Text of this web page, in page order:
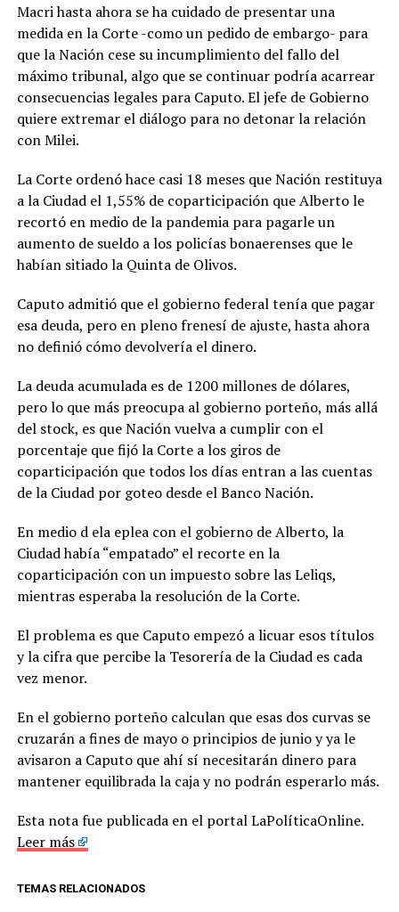
Macri hasta ahora se ha cuidado de presentar una
medida en la Corte -como un pedido de embargo- para
que la Nación cese su incumplimiento del fallo del
máximo tribunal, algo que se continuar podría acarrear
consecuencias legales para Caputo. El jefe de Gobierno
quiere extremar el diálogo para no detonar la relación
con Milei.
La Corte ordenó hace casi 18 meses que Nación restituya
a la Ciudad el 1,55% de coparticipación que Alberto le
recortó en medio de la pandemia para pagarle un
aumento de sueldo a los policías bonaerenses que le
habían sitiado la Quinta de Olivos.
Caputo admitió que el gobierno federal tenía que pagar
esa deuda, pero en pleno frenesí de ajuste, hasta ahora
no definió cómo devolvería el dinero.
La deuda acumulada es de 1200 millones de dólares,
pero lo que más preocupa al gobierno porteño, más allá
del stock, es que Nación vuelva a cumplir con el
porcentaje que fijó la Corte a los giros de
coparticipación que todos los días entran a las cuentas
de la Ciudad por goteo desde el Banco Nación.
En medio d ela eplea con el gobierno de Alberto, la
Ciudad había “empatado” el recorte en la
coparticipación con un impuesto sobre las Leliqs,
mientras esperaba la resolución de la Corte.
El problema es que Caputo empezó a licuar esos títulos
y la cifra que percibe la Tesorería de la Ciudad es cada
vez menor.
En el gobierno porteño calculan que esas dos curvas se
cruzarán a fines de mayo o principios de junio y ya le
avisaron a Caputo que ahí sí necesitarán dinero para
mantener equilibrada la caja y no podrán esperarlo más.
Esta nota fue publicada en el portal LaPolíticaOnline.
Leer más
TEMAS RELACIONADOS